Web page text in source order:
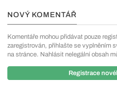
NOVÝ KOMENTÁŘ
Komentáře mohou přidávat pouze
zaregistrován, přihlašte se vyplněním
na stránce. Nahlásit nelegální obsah
Registrace